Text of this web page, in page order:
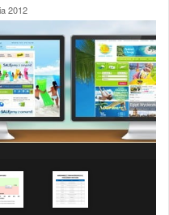
2012